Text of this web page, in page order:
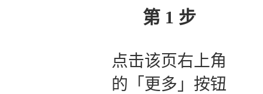
第 1 步
点击该页右上角
的「更多」按钮